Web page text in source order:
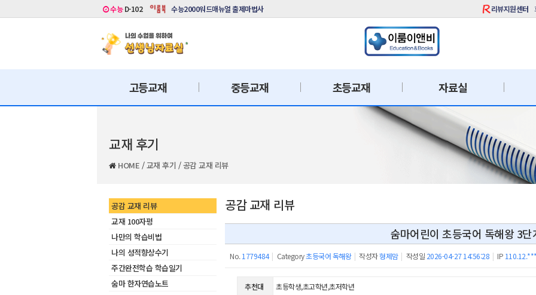
수능D-102 수능2000워드매뉴얼 출제마법사 리뷰지원센터
고등교재 중등교재 초등교재 자료실
교재 후기
HOME /교재 후기 /공감 교재 리뷰
공감 교재 리뷰
교재 100자평
나만의 학습비법
나의 성적향상수기
주간완전학습 학습일기
숨마 한자연습노트
공감 교재 리뷰
숨마어린이 초등국어 독해왕 3단
No. 1779484 | Category초등국어 독해왕 | 작성자형제맘 | 작성일 2026-04-27 14:56:28 | IP
추천대
초등학생,초고학년,초저학년